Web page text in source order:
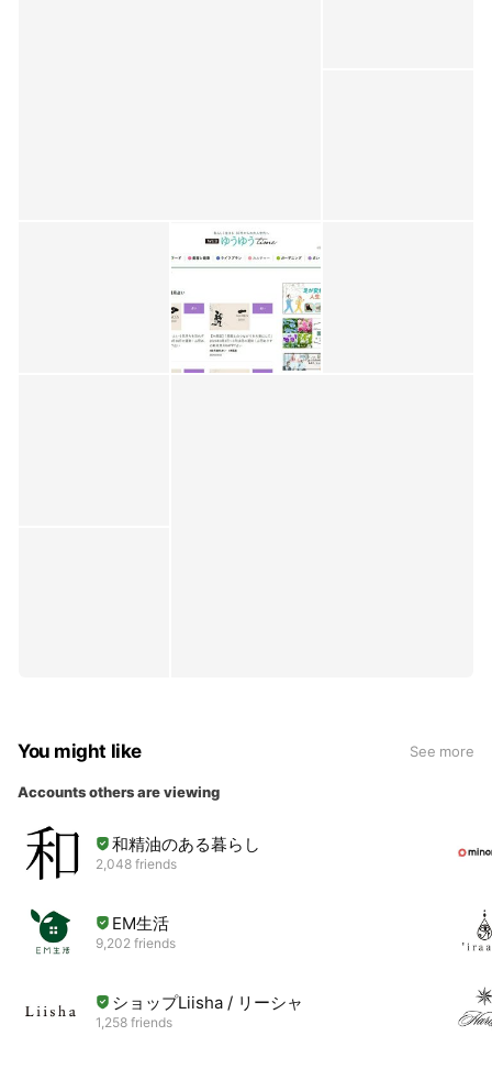
You might like See more
Accounts others are viewing
和精油のある暮らし
2,048 friends
EM生活
9,202 friends
ショップLiisha / リーシャ
1,258 friends